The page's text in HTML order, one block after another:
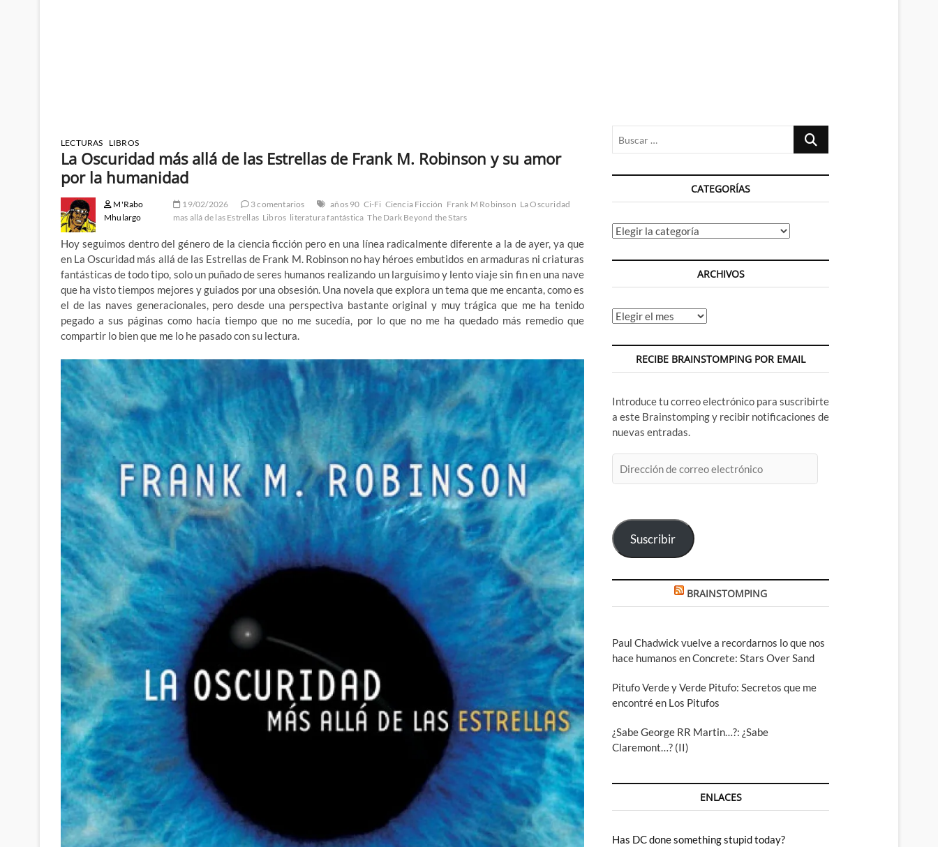
LECTURAS LIBROS
La Oscuridad más allá de las Estrellas de Frank M. Robinson y su amor
por la humanidad
M'Rabo
Mhulargo
19/02/2026 3 comentarios años 90 Ci-Fi Ciencia Ficción Frank M Robinson La Oscuridad
mas allá de las Estrellas Libros literatura fantástica The Dark Beyond the Stars
Hoy seguimos dentro del género de la ciencia ficción pero en una línea radicalmente diferente a la de ayer, ya que
en La Oscuridad más allá de las Estrellas de Frank M. Robinson no hay héroes embutidos en armaduras ni criaturas
fantásticas de todo tipo, solo un puñado de seres humanos realizando un larguísimo y lento viaje sin fin en una nave
que ha visto tiempos mejores y guiados por una obsesión. Una novela que explora un tema que me encanta, como es
el de las naves generacionales, pero desde una perspectiva bastante original y muy trágica que me ha tenido
pegado a sus páginas como hacía tiempo que no me sucedía, por lo que no me ha quedado más remedio que
compartir lo bien que me lo he pasado con su lectura.
Buscar
CATEGORÍAS
Categorías
ARCHIVOS
Archivos
RECIBE BRAINSTOMPING POR EMAIL
Introduce tu correo electrónico para suscribirte
a este Brainstomping y recibir notificaciones de
nuevas entradas.
de
Suscribir
BRAINSTOMPING
Paul Chadwick vuelve a recordarnos lo que nos
hace humanos en Concrete: Stars Over Sand
Pitufo Verde y Verde Pitufo: Secretos que me
encontré en Los Pitufos
¿Sabe George RR Martin…?: ¿Sabe
Claremont…? (II)
ENLACES
Has DC done something stupid today?